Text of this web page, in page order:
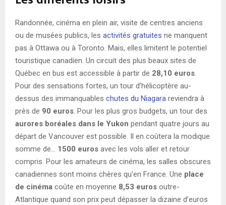
Randonnée, cinéma en plein air, visite de centres anciens
ou de musées publics, les activités gratuites ne manquent
pas à Ottawa ou à Toronto. Mais, elles limitent le potentiel
touristique canadien. Un circuit des plus beaux sites de
Québec en bus est accessible à partir de 28,10 euros.
Pour des sensations fortes, un tour d’hélicoptère au-
dessus des immanquables chutes du Niagara reviendra à
près de 90 euros. Pour les plus gros budgets, un tour des
aurores boréales dans le Yukon pendant quatre jours au
départ de Vancouver est possible. Il en coûtera la modique
somme de… 1500 euros avec les vols aller et retour
compris. Pour les amateurs de cinéma, les salles obscures
canadiennes sont moins chères qu’en France. Une place
de cinéma coûte en moyenne 8,53 euros outre-
Atlantique quand son prix peut dépasser la dizaine d’euros